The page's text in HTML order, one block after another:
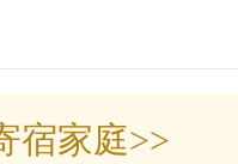
宿家庭>>